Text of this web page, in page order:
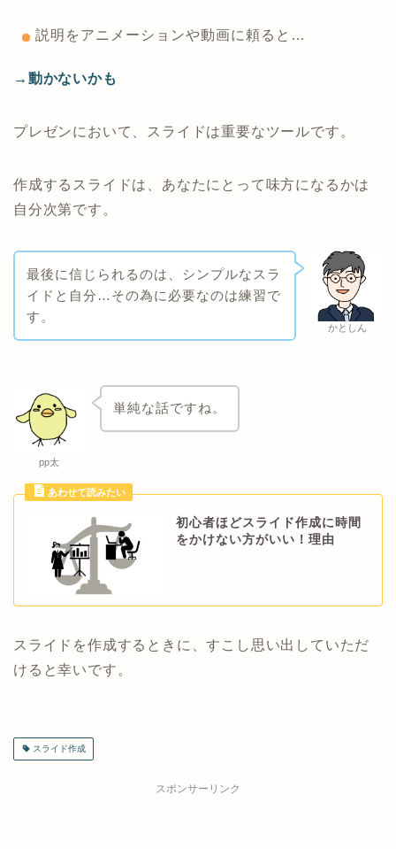
説明をアニメーションや動画に頼ると…
→動かないかも
プレゼンにおいて、スライドは重要なツールです。
作成するスライドは、あなたにとって味方になるかは
自分次第です。
かとしん
最後に信じられるのは、シンプルなスラ
イドと自分…その為に必要なのは練習で
す。
pp太
単純な話ですね。
初心者ほどスライド作成に時間
をかけない方がいい！理由
スライドを作成するときに、すこし思い出していただ
けると幸いです。
スライド作成
スポンサーリンク